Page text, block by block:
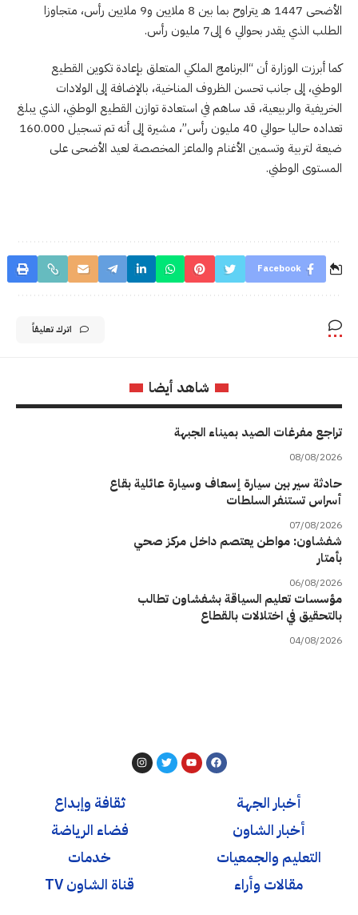
الأضحى 1447 هـ يتراوح بما بين 8 ملايين و9 ملايين رأس، متجاوزا
الطلب الذي يقدر بحوالي 6 إلى7 مليون رأس.
كما أبرزت الوزارة أن “البرنامج الملكي المتعلق بإعادة تكوين القطيع
الوطني، إلى جانب تحسن الظروف المناخية، بالإضافة إلى الولادات
الخريفية والربيعية، قد ساهم في استعادة توازن القطيع الوطني، الذي يبلغ
تعداده حاليا حوالي 40 مليون رأس”، مشيرة إلى أنه تم تسجيل 160.000
ضيعة لتربية وتسمين الأغنام والماعز المخصصة لعيد الأضحى على
المستوى الوطني.
Facebook
اترك تعليقاً
شاهد أيضا
تراجع مفرغات الصيد بميناء الجبهة
08/08/2026
حادثة سير بين سيارة إسعاف وسيارة عائلية بقاع
أسراس تستنفر السلطات
07/08/2026
شفشاون: مواطن يعتصم داخل مركز صحي
بأمتار
06/08/2026
مؤسسات تعليم السياقة بشفشاون تطالب
بالتحقيق في اختلالات بالقطاع
04/08/2026
أخبار الجهة
أخبار الشاون
التعليم والجمعيات
مقالات وأراء
ثقافة وإبداع
فضاء الرياضة
خدمات
قناة الشاون TV